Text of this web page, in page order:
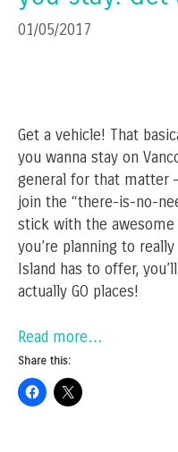
01/05/2017
Get a vehicle! That
you wanna stay on
general for that matter
join the “there-is-no-
stick with the
you’re planning to
Island has to offer,
actually GO places!
Read more…
Share this: